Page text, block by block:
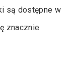
są dostępne w
znacznie